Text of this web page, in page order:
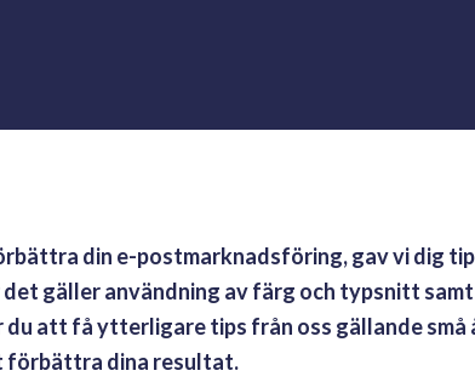
din e-postmarknadsföring, gav vi dig
gäller användning av färg och typsnitt
att få ytterligare tips från oss gällande
förbättra dina resultat.